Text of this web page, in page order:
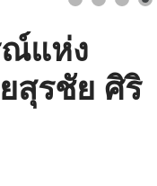
แห่ง
สุรชัย ศิริ